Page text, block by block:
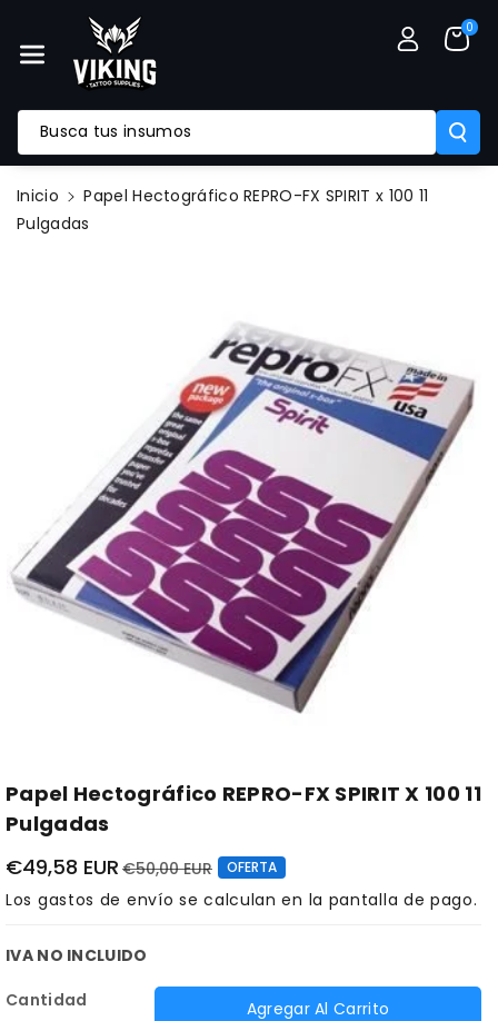
Mente Al
Contenido
Busca tus insumos
0
Inicio
Papel Hectográfico REPRO-FX SPIRIT x 100 11
Pulgadas
Ir
Papel Hectográfico REPRO-FX SPIRIT X 100 11
Pulgadas
€49,58 EUR €50,00 EUR OFERTA
Los gastos de envío se calculan en la pantalla de pago.
IVA NO INCLUIDO
Cantidad
Agregar Al Carrito